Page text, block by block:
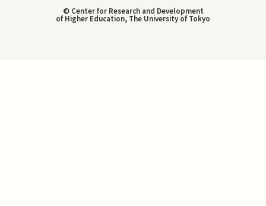
© Center for Research and Development
of Higher Education, The University of Tokyo